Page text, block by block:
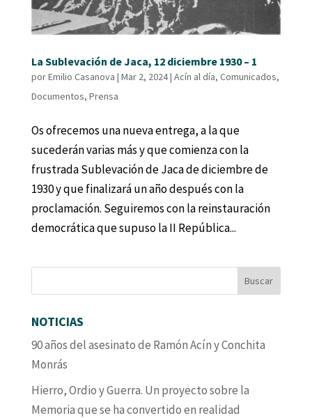
La Sublevación de Jaca, 12 diciembre 1930 – 1
porEmilio Casanova | Mar 2, 2024| Acín al día, Comunicados,
Documentos, Prensa
Os ofrecemos una nueva entrega, a la que
sucederán varias más y que comienza con la
frustrada Sublevación de Jaca de diciembre de
1930 y que finalizará un año después con la
proclamación. Seguiremos con la reinstauración
democrática que supuso la II República...
NOTICIAS
90 años del asesinato de Ramón Acín y Conchita
Monrás
Hierro, Ordio y Guerra. Un proyecto sobre la
Memoria que se ha convertido en realidad